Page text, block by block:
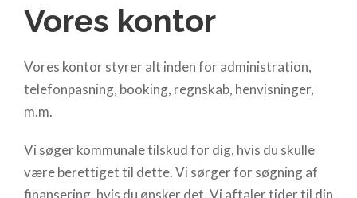
Vores kontor
Vores kontor styrer alt inden for administration,
telefonpasning, booking, regnskab, henvisninger,
m.m.
Vi søger kommunale tilskud for dig, hvis du skulle
være berettiget til dette. Vi sørger for søgning af
finansering, hvis du ønsker det. Vi aftaler tider til din